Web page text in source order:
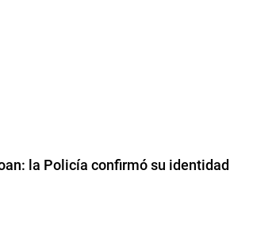
la Policía confirmó su identidad